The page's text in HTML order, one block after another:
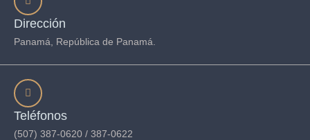
Dirección
Panamá, República de Panamá.
Teléfonos
(507) 387-0620 / 387-0622